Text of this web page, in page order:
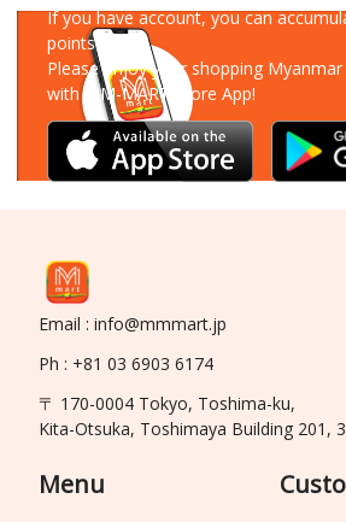
If you have account, you can
points!
Please enjoy your shopping
with MM-MART Store App!
Email : info@mmmart.jp
Ph : +81 03 6903 6174
〒 170-0004 Tokyo, Toshima-ku,
Kita-Otsuka, Toshimaya Building 201,
Menu